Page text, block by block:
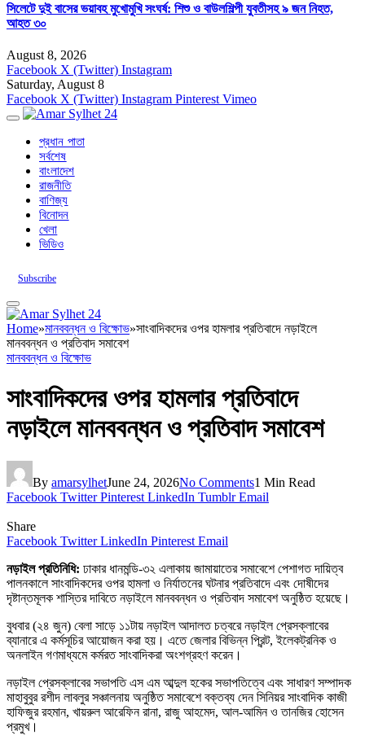
সিলেটে দুই বাসের ভয়াবহ মুখোমুখি সংঘর্ষ: শিশু ও বাউলশিল্পী যুবতীসহ ৯ জন নিহত,
আহত ৩০
August 8, 2026
Facebook X (Twitter) Instagram
Saturday, August 8
Facebook X (Twitter) Instagram Pinterest Vimeo
প্রধান পাতা
সর্বশেষ
বাংলাদেশ
রাজনীতি
বাণিজ্য
বিনোদন
খেলা
ভিডিও
Subscribe
Home»মানববন্ধন ও বিক্ষোভ»সাংবাদিকদের ওপর হামলার প্রতিবাদে নড়াইলে
মানববন্ধন ও প্রতিবাদ সমাবেশ
মানববন্ধন ও বিক্ষোভ
সাংবাদিকদের ওপর হামলার প্রতিবাদে
নড়াইলে মানববন্ধন ও প্রতিবাদ সমাবেশ
By amarsylhetJune 24, 2026No Comments1 Min Read
Facebook Twitter Pinterest LinkedIn Tumblr Email
Share
Facebook Twitter LinkedIn Pinterest Email
নড়াইল প্রতিনিধি: ঢাকার ধানমন্ডি-৩২ এলাকায় জামায়াতের সমাবেশে পেশাগত দায়িত্ব
পালনকালে সাংবাদিকদের ওপর হামলা ও নির্যাতনের ঘটনার প্রতিবাদে এবং দোষীদের
দৃষ্টান্তমূলক শাস্তির দাবিতে নড়াইলে মানববন্ধন ও প্রতিবাদ সমাবেশ অনুষ্ঠিত হয়েছে।
বুধবার (২৪ জুন) বেলা সাড়ে ১১টায় নড়াইল আদালত চত্বরে নড়াইল প্রেসক্লাবের
ব্যানারে এ কর্মসূচির আয়োজন করা হয়। এতে জেলার বিভিন্ন প্রিন্ট, ইলেকট্রনিক ও
অনলাইন গণমাধ্যমে কর্মরত সাংবাদিকরা অংশগ্রহণ করেন।
নড়াইল প্রেসক্লাবের সভাপতি এস এম আব্দুল হকের সভাপতিত্বে এবং সাধারণ সম্পাদক
মাহাবুবুর রশীদ লাবলুর সঞ্চালনায় অনুষ্ঠিত সমাবেশে বক্তব্য দেন সিনিয়র সাংবাদিক কাজী
হাফিজুর রহমান, খায়রুল আরেফিন রানা, রাজু আহমেদ, আল-আমিন ও তানজির হোসেন
প্রমুখ।